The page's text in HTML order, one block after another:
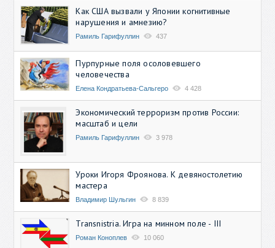
Как США вызвали у Японии когнитивные
нарушения и амнезию?
Рамиль Гарифуллин 437
Пурпурные поля осоловевшего
человечества
Елена Кондратьева-Сальгеро 4 428
Экономический терроризм против России:
масштаб и цели
Рамиль Гарифуллин 3 978
Уроки Игоря Фроянова. К девяностолетию
мастера
Владимир Шульгин 8 839
Transnistria. Игра на минном поле - III
Роман Коноплев 10 060